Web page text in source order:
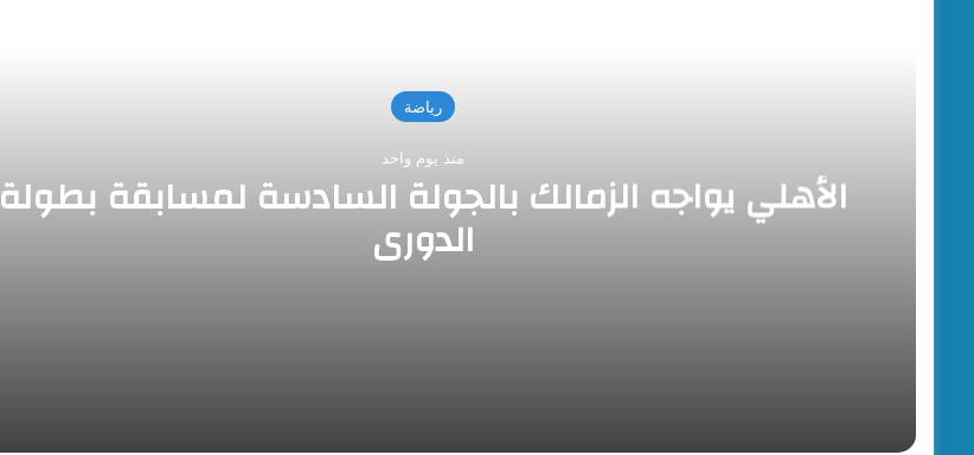
رياضة
منذ يوم واحد
الأهلي يواجه الزمالك بالجولة السادسة لمسابقة بطولة
الدوري